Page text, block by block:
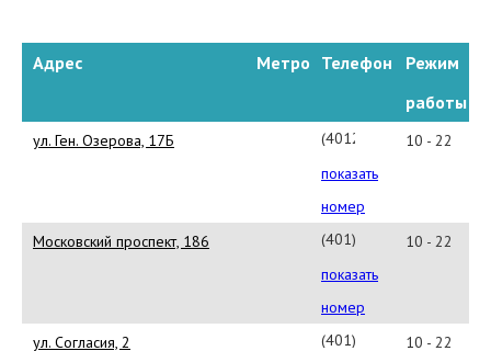
Адрес Метро Телефон
Режим
работы
ул. Ген. Озерова, 17Б
(4012)299-
93-
33
показать
номер
10 - 22
Московский проспект, 186
(401)277-
73-
33
показать
номер
10 - 22
ул. Согласия, 2 (401)299- 10 - 22